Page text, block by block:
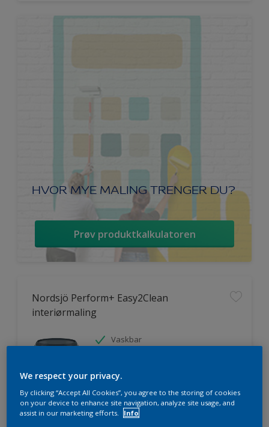
HVOR MYE MALING TRENGER DU?
Prøv produktkalkulatoren
Nordsjö Perform+ Easy2Clean
interiørmaling
Vaskbar
We respect your privacy.
By clicking “Accept All Cookies”, you agree to the storing of cookies
on your device to enhance site navigation, analyze site usage, and
assist in our marketing efforts.
Info